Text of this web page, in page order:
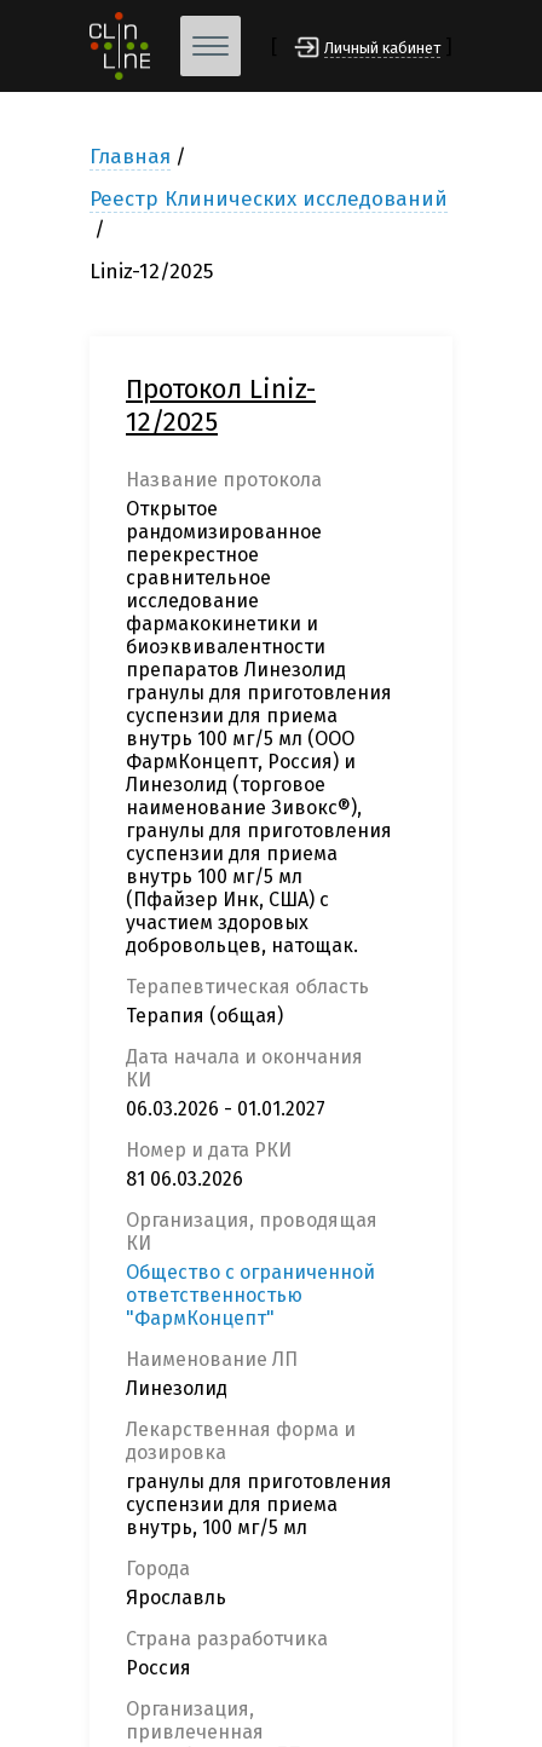
Личный кабинет
Главная
Реестр Клинических исследований
Liniz-12/2025
Протокол Liniz-
12/2025
Название протокола
Открытое
рандомизированное
перекрестное
сравнительное
исследование
фармакокинетики и
биоэквивалентности
препаратов Линезолид
гранулы для приготовления
суспензии для приема
внутрь 100 мг/5 мл (ООО
ФармКонцепт, Россия) и
Линезолид (торговое
наименование Зивокс®),
гранулы для приготовления
суспензии для приема
внутрь 100 мг/5 мл
(Пфайзер Инк, США) с
участием здоровых
добровольцев, натощак.
Терапевтическая область
Терапия (общая)
Дата начала и окончания
КИ
06.03.2026 - 01.01.2027
Номер и дата РКИ
81 06.03.2026
Организация, проводящая
КИ
Общество с ограниченной
ответственностью
"ФармКонцепт"
Наименование ЛП
Линезолид
Лекарственная форма и
дозировка
гранулы для приготовления
суспензии для приема
внутрь, 100 мг/5 мл
Города
Ярославль
Страна разработчика
Россия
Организация,
привлеченная